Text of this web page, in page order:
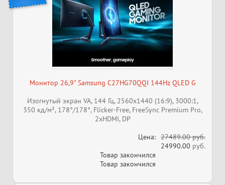
Монитор 26,9" Samsung C27HG70QQI 144Hz QLED G
Изогнутый экран VA, 144 Гц, 2560x1440 (16:9), 3000:1,
350 кд/м², 178°/178°, Flicker-Free, FreeSync Premium Pro,
2xHDMI, DP
Цена: 27489.00 руб.
24990.00 руб.
Товар закончился
Товар закончился